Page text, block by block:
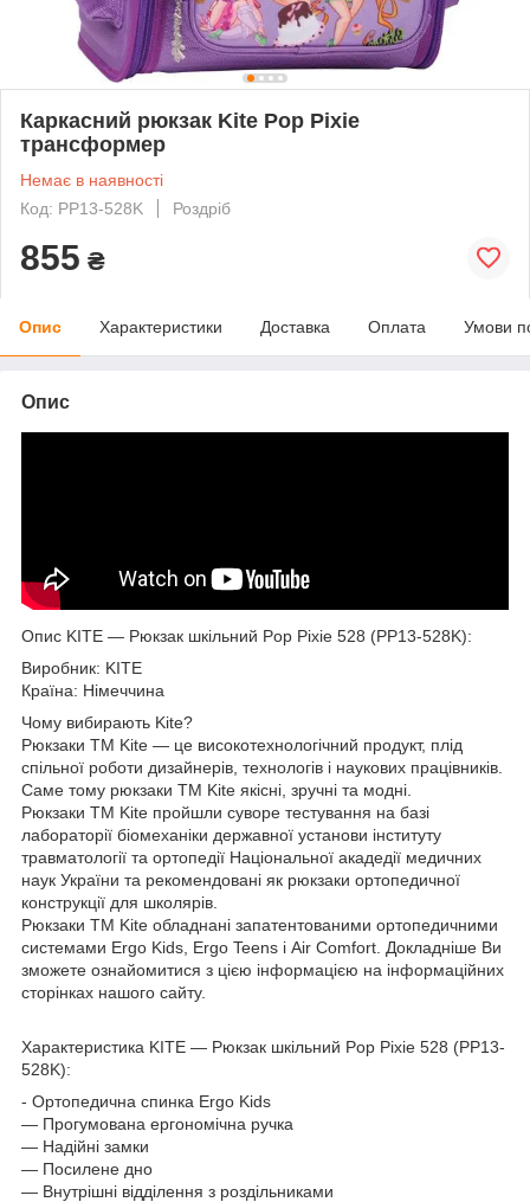
Каркасний рюкзак Kite Pop Pixie
трансформер
Немає в наявності
Код: PP13-528K
Роздріб
855 ₴
Опис Характеристики Доставка Оплата Умови
Опис
Опис KITE ― Рюкзак шкільний Pop Pixie 528 (PP13-528K):
Виробник: KITE
Країна: Німеччина
Чому вибирають Kite?
Рюкзаки ТМ Kite — це високотехнологічний продукт, плід
спільної роботи дизайнерів, технологів і наукових працівників.
Саме тому рюкзаки ТМ Kite якісні, зручні та модні.
Рюкзаки ТМ Kite пройшли суворе тестування на базі
лабораторії біомеханіки державної установи інституту
травматології та ортопедії Національної акадедії медичних
наук України та рекомендовані як рюкзаки ортопедичної
конструкції для школярів.
Рюкзаки TM Kite обладнані запатентованими ортопедичними
системами Ergo Kids, Ergo Teens і Air Comfort. Докладніше Ви
зможете ознайомитися з цією інформацією на інформаційних
сторінках нашого сайту.
Характеристика KITE ― Рюкзак шкільний Pop Pixie 528 (PP13-
528K):
- Ортопедична спинка Ergo Kids
― Прогумована ергономічна ручка
― Надійні замки
― Посилене дно
― Внутрішні відділення з роздільниками